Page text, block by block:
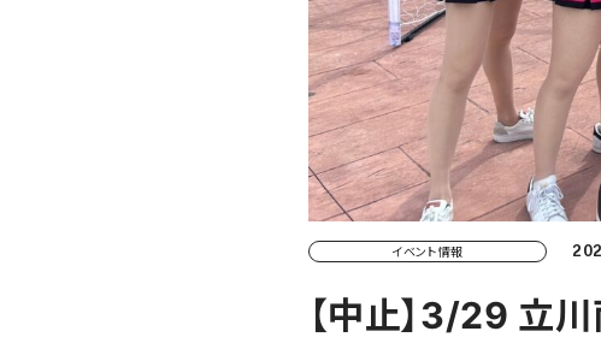
イベント情報
【中止】3/29 立